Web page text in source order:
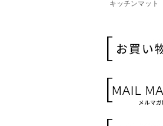
キッチンマット